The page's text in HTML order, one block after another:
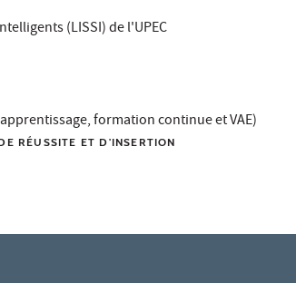
(LISSI) de l'UPEC
formation continue et VAE)
RÉUSSITE ET D'INSERTION